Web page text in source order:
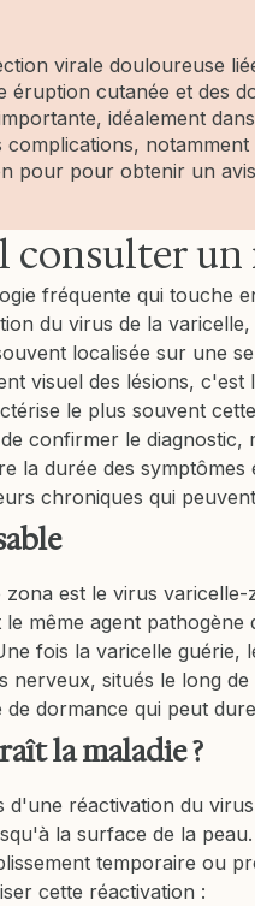
virale douloureuse
éruption cutanée et des
idéalement
complications,
pour pour obtenir un
consulter un
fréquente qui touche
du virus de la
localisée sur une
visuel des lésions,
le plus souvent
confirmer le diagnostic,
la durée des
chroniques qui
est le virus
même agent pathogène
fois la varicelle guérie,
nerveux, situés le long
dormance qui peut
la maladie ?
d'une réactivation du
la surface de la
temporaire ou
cette réactivation :